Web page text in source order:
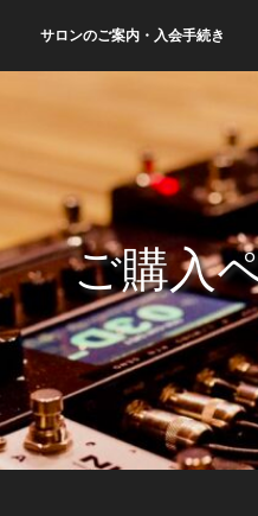
サロンのご案内・入会手続き
ご購入